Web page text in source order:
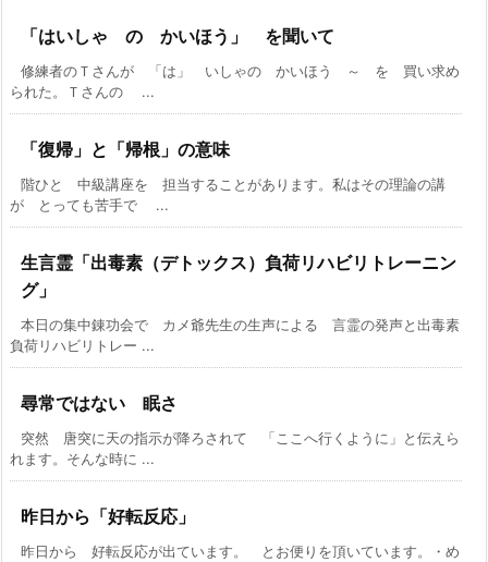
「はいしゃ の かいほう」 を聞いて
修練者のＴさんが 「は」 いしゃの かいほう ～ を 買い求め
られた。Ｔさんの ...
「復帰」と「帰根」の意味
階ひと 中級講座を 担当することがあります。私はその理論の講
が とっても苦手で ...
生言霊「出毒素（デトックス）負荷リハビリトレーニン
グ」
本日の集中錬功会で カメ爺先生の生声による 言霊の発声と出毒素
負荷リハビリトレー ...
尋常ではない 眠さ
突然 唐突に天の指示が降ろされて 「ここへ行くように」と伝えら
れます。そんな時に ...
昨日から「好転反応」
昨日から 好転反応が出ています。 とお便りを頂いています。・め